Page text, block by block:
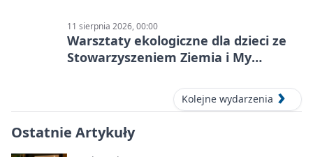
11 sierpnia 2026, 00:00
Warsztaty ekologiczne dla dzieci ze
Stowarzyszeniem Ziemia i My
Kolejne wydarzenia
Ostatnie Artykuły